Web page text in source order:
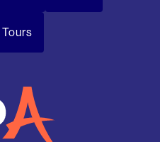
Tours